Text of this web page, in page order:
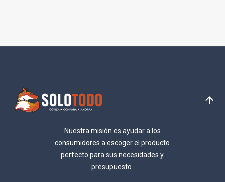
Nuestra misión es ayudar a los
consumidores a escoger el producto
perfecto para sus necesidades y
presupuesto.